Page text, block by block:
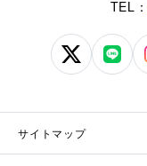
TEL：
北
科
北
サイトマップ